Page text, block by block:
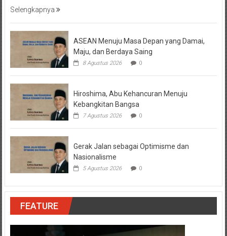
Selengkapnya
ASEAN Menuju Masa Depan yang Damai,
Maju, dan Berdaya Saing
8 Agustus 2026 0
Hiroshima, Abu Kehancuran Menuju
Kebangkitan Bangsa
7 Agustus 2026 0
Gerak Jalan sebagai Optimisme dan
Nasionalisme
5 Agustus 2026 0
FEATURE